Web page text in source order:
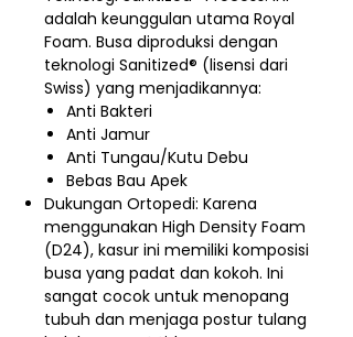
adalah keunggulan utama Royal
Foam. Busa diproduksi dengan
teknologi Sanitized® (lisensi dari
Swiss) yang menjadikannya:
Anti Bakteri
Anti Jamur
Anti Tungau/Kutu Debu
Bebas Bau Apek
Dukungan Ortopedi: Karena
menggunakan High Density Foam
(D24), kasur ini memiliki komposisi
busa yang padat dan kokoh. Ini
sangat cocok untuk menopang
tubuh dan menjaga postur tulang